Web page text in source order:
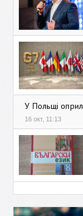
У Польщі
16 окт, 11:13